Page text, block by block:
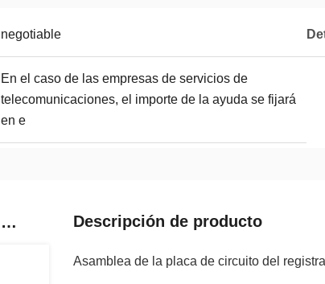
negotiable
En el caso de las empresas de servicios de
telecomunicaciones, el importe de la ayuda se fijará
en e
PRODUCTOS RELACIONADOS Descripción de producto
Asamblea de la placa de circuito del